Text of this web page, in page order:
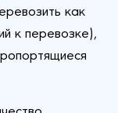
как
к перевозке),